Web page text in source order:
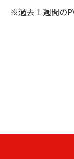
※過去１週間の